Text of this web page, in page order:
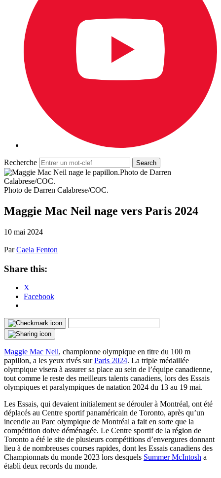
Recherche
Photo de Darren
Calabrese/COC.
Photo de Darren Calabrese/COC.
Maggie Mac Neil nage vers Paris 2024
10 mai 2024
ParCaela Fenton
Share this:
X
Facebook
Maggie Mac Neil, championne olympique en titre du 100 m
papillon, a les yeux rivés surParis 2024. La triple médaillée
olympique visera à assurer sa place au sein de l’équipe canadienne,
tout comme le reste des meilleurs talents canadiens, lors des Essais
olympiques et paralympiques de natation 2024 du 13 au 19 mai.
Les Essais, qui devaient initialement se dérouler à Montréal, ont été
déplacés au Centre sportif panaméricain de Toronto, après qu’un
incendie au Parc olympique de Montréal a fait en sorte que la
compétition doive déménagée. Le Centre sportif de la région de
Toronto a été le site de plusieurs compétitions d’envergures donnant
lieu à de nombreuses courses rapides, dont les Essais canadiens des
Championnats du monde 2023 lors desquels Summer McIntosh a
établi deux records du monde.